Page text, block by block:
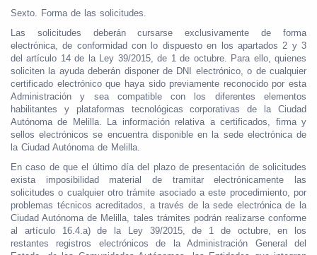
Sexto. Forma de las solicitudes.
Las solicitudes deberán cursarse exclusivamente de forma
electrónica, de conformidad con lo dispuesto en los apartados 2 y 3
del artículo 14 de la Ley 39/2015, de 1 de octubre. Para ello, quienes
soliciten la ayuda deberán disponer de DNI electrónico, o de cualquier
certificado electrónico que haya sido previamente reconocido por esta
Administración y sea compatible con los diferentes elementos
habilitantes y plataformas tecnológicas corporativas de la Ciudad
Autónoma de Melilla. La información relativa a certificados, firma y
sellos electrónicos se encuentra disponible en la sede electrónica de
la Ciudad Autónoma de Melilla.
En caso de que el último día del plazo de presentación de solicitudes
exista imposibilidad material de tramitar electrónicamente las
solicitudes o cualquier otro trámite asociado a este procedimiento, por
problemas técnicos acreditados, a través de la sede electrónica de la
Ciudad Autónoma de Melilla, tales trámites podrán realizarse conforme
al artículo 16.4.a) de la Ley 39/2015, de 1 de octubre, en los
restantes registros electrónicos de la Administración General del